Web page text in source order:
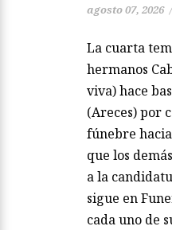
agosto 07, 2026 /
La cuarta
hermanos
viva) hace
(Areces) por
fúnebre
que los
a la
sigue en
cada uno de